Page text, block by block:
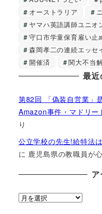
オーストラリア
ヤマハ英語講師ユニオ
守口市学童保育雇い止
森岡孝二の連続エッセ
開催済
関大不当
最近
第82回 「偽装自営業」
Amazon事件・マドリー
り
公立学校の先生!給特法
に 鹿児島県の教職員が
ア